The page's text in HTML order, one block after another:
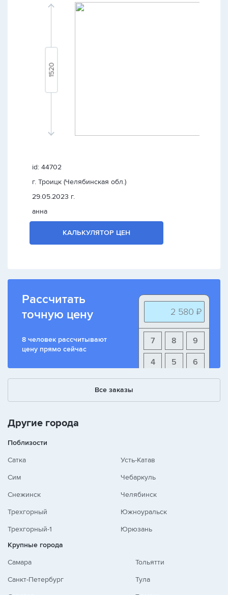
id: 44702
г. Троицк (Челябинская обл.)
29.05.2023 г.
анна
КАЛЬКУЛЯТОР ЦЕН
Рассчитать
точную цену
8 человек рассчитывают
цену прямо сейчас
2 580 ₽
9
8
7
6
5
4
+ - /
Все заказы
Другие города
Поблизости
Сатка
Сим
Снежинск
Трехгорный
Трехгорный-1
Усть-Катав
Чебаркуль
Челябинск
Южноуральск
Юрюзань
Крупные города
Самара
Санкт-Петербург
Тольятти
Тула